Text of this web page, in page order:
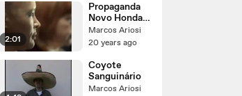
2:01
Propaganda
Novo Honda
Civic
Marcos Ariosi
20 years ago
Coyote
Sanguinário
Marcos Ariosi